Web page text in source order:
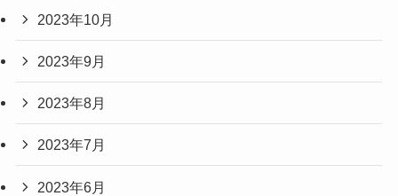
2023年10月
2023年9月
2023年8月
2023年7月
2023年6月